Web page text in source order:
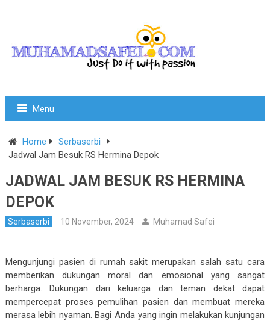
Menu
Home
Serbaserbi
Jadwal Jam Besuk RS Hermina Depok
JADWAL JAM BESUK RS HERMINA
DEPOK
Serbaserbi 10 November, 2024 Muhamad Safei
Mengunjungi pasien di rumah sakit merupakan salah satu cara
memberikan dukungan moral dan emosional yang sangat
berharga. Dukungan dari keluarga dan teman dekat dapat
mempercepat proses pemulihan pasien dan membuat mereka
merasa lebih nyaman. Bagi Anda yang ingin melakukan kunjungan